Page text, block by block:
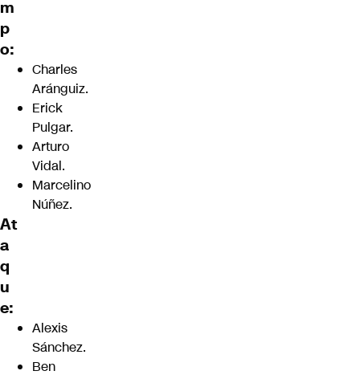
m
p
o:
Charles
Aránguiz.
Erick
Pulgar.
Arturo
Vidal.
Marcelino
Núñez.
At
a
q
u
e:
Alexis
Sánchez.
Ben